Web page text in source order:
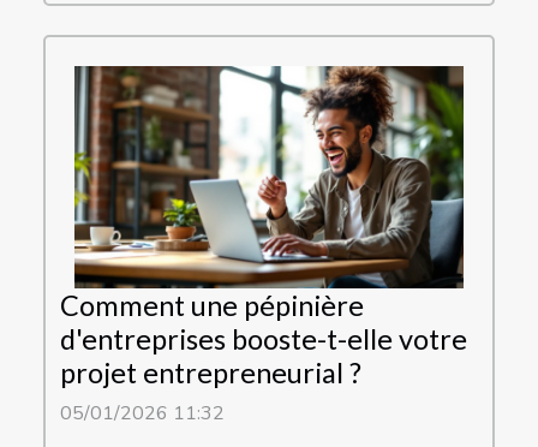
Comment une pépinière
d'entreprises booste-t-elle votre
projet entrepreneurial ?
05/01/2026 11:32